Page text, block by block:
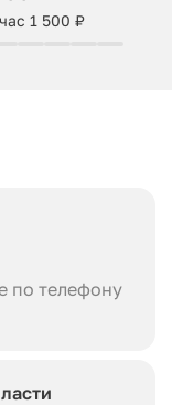
1 500 ₽
по телефону